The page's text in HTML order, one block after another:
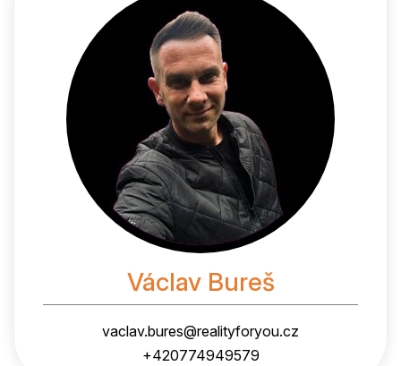
Václav Bureš
vaclav.bures@realityforyou.cz
+420774949579